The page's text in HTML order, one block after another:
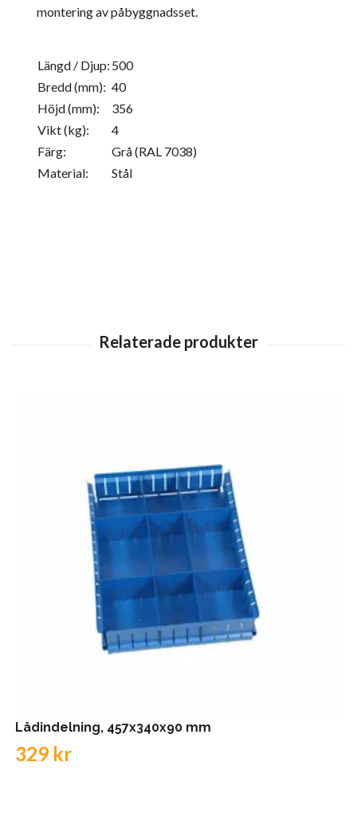
montering av påbyggnadsset.
Längd / Djup: 500
Bredd (mm): 40
Höjd (mm):
356
Vikt (kg):
4
Färg:
Grå (RAL 7038)
Material:
Stål
Lådindelning, 457x340x90 mm
329 kr